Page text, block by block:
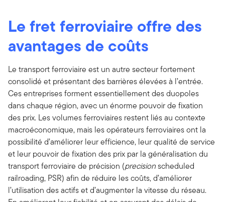
Le fret ferroviaire offre des
avantages de coûts
Le transport ferroviaire est un autre secteur fortement
consolidé et présentant des barrières élevées à l’entrée.
Ces entreprises forment essentiellement des duopoles
dans chaque région, avec un énorme pouvoir de fixation
des prix. Les volumes ferroviaires restent liés au contexte
macroéconomique, mais les opérateurs ferroviaires ont la
possibilité d’améliorer leur efficience, leur qualité de service
et leur pouvoir de fixation des prix par la généralisation du
transport ferroviaire de précision (precisionscheduled
railroading, PSR) afin de réduire les coûts, d’améliorer
l’utilisation des actifs et d’augmenter la vitesse du réseau.